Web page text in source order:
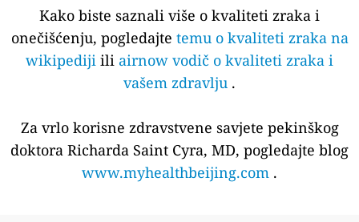
Kako biste saznali više o kvaliteti zraka i
onečišćenju, pogledajte temu o kvaliteti zraka na
wikipediji ili airnow vodič o kvaliteti zraka i
vašem zdravlju .
Za vrlo korisne zdravstvene savjete pekinškog
doktora Richarda Saint Cyra, MD, pogledajte blog
www.myhealthbeijing.com .